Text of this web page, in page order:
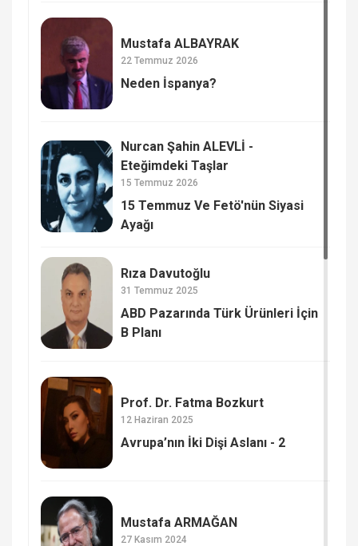
Mustafa ALBAYRAK
22 Temmuz 2026
Neden İspanya?
Nurcan Şahin ALEVLİ -
Eteğimdeki Taşlar
15 Temmuz 2026
15 Temmuz Ve Fetö'nün Siyasi
Ayağı
Rıza Davutoğlu
31 Temmuz 2025
ABD Pazarında Türk Ürünleri İçin
B Planı
Prof. Dr. Fatma Bozkurt
12 Haziran 2025
Avrupa’nın İki Dişi Aslanı - 2
Mustafa ARMAĞAN
27 Kasım 2024